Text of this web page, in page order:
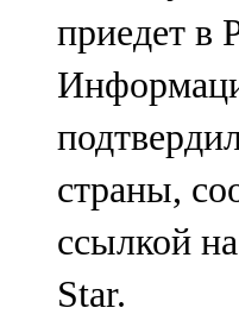
102,1 FM
Мамадыш
106,2 FM
Минзәлә
107,3 FM
приедет в
страны,
ссылкой
Star.